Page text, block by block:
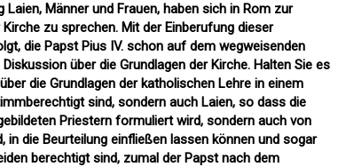
Männer und Frauen, haben sich in Rom zur
zu sprechen. Mit der Einberufung dieser
die Papst Pius IV. schon auf dem wegweisenden
über die Grundlagen der Kirche. Halten Sie es
die Grundlagen der katholischen Lehre in einem
sind, sondern auch Laien, so dass die
Priestern formuliert wird, sondern auch von
die Beurteilung einfließen lassen können und sogar
berechtigt sind, zumal der Papst nach dem